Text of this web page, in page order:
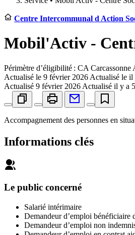
Centre Intercommunal d Action
Mobil'Activ -
Périmètre d’éligibilité : CA Carcassonne
Actualisé le 9 février 2026 Actualisé le il
Actualisé 9 février 2026 Actualisé il y a
Accompagnement des personnes en
Informations clés
Le public concerné
Salarié intérimaire
Demandeur d’emploi bénéficiaire
Demandeur d’emploi non